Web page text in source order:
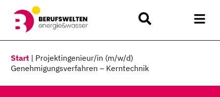
Start | Projektingenieur/in (m/w/d)
Genehmigungsverfahren – Kerntechnik